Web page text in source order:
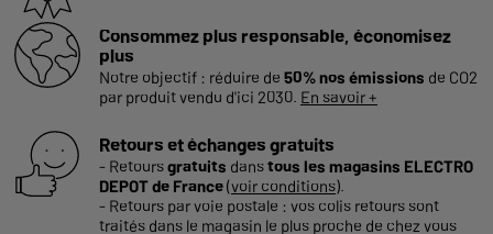
Consommez plus responsable, économisez
plus
Notre objectif : réduire de 50% nos émissions de CO2
par produit vendu d'ici 2030. En savoir +
Retours et échanges gratuits
- Retoursgratuits danstous les magasins ELECTRO
DEPOT de France(voir conditions).
- Retours par voie postale : vos colis retours sont
traités dans le magasin le plus proche de chez vous